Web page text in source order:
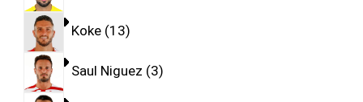
Koke 13
Saul Niguez 3